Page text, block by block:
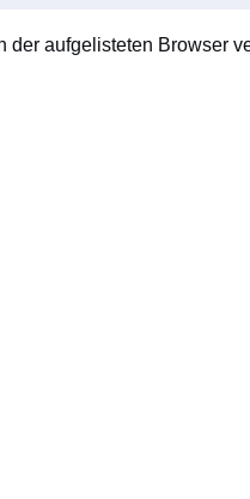
der aufgelisteten Browser